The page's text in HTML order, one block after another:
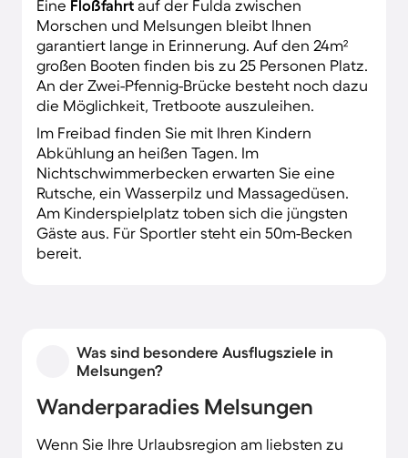
Eine Floßfahrt auf der Fulda zwischen
Morschen und Melsungen bleibt Ihnen
garantiert lange in Erinnerung. Auf den 24m²
großen Booten finden bis zu 25 Personen Platz.
An der Zwei-Pfennig-Brücke besteht noch dazu
die Möglichkeit, Tretboote auszuleihen.
Im Freibad finden Sie mit Ihren Kindern
Abkühlung an heißen Tagen. Im
Nichtschwimmerbecken erwarten Sie eine
Rutsche, ein Wasserpilz und Massagedüsen.
Am Kinderspielplatz toben sich die jüngsten
Gäste aus. Für Sportler steht ein 50m-Becken
bereit.
Was sind besondere Ausflugsziele in
Melsungen?
Wanderparadies Melsungen
Wenn Sie Ihre Urlaubsregion am liebsten zu